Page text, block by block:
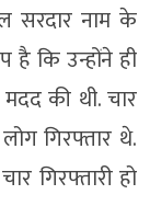
सरदार नाम के
है कि उन्होंने ही
की थी. चार
गिरफ्तार थे.
गिरफ्तारी हो